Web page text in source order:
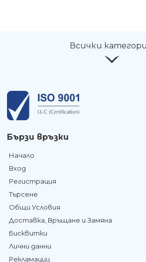
Всички
Бързи връзки
Начало
Вход
Регистрация
Търсене
Общи Условия
Доставка, Връщане и Замяна
Бисквитки
Лични данни
Рекламации